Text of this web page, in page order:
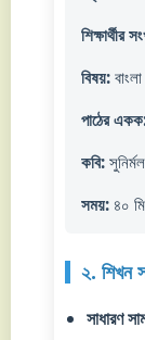
শিক্ষার্থীর
বিষয়:
পাঠের
কবি:
সময়: ৪০
২.
সাধারণ